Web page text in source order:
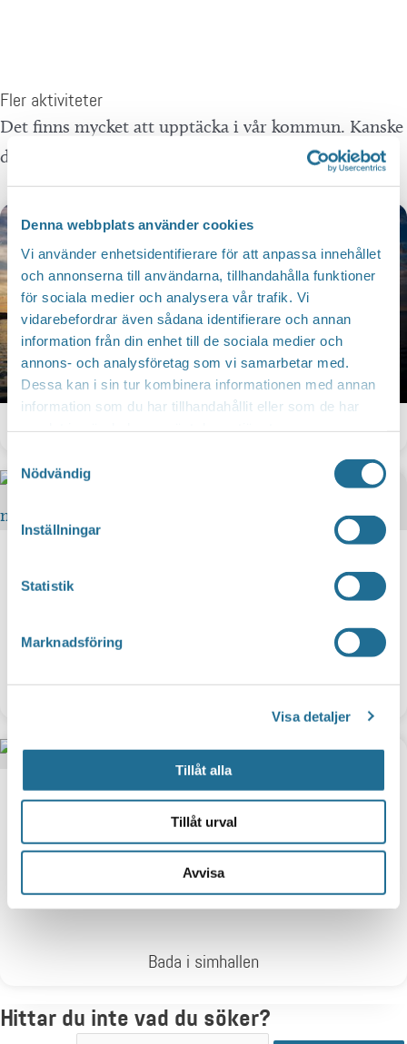
Denna webbplats använder cookies
Vi använder enhetsidentifierare för att anpassa innehållet
och annonserna till användarna, tillhandahålla funktioner
för sociala medier och analysera vår trafik. Vi
vidarebefordrar även sådana identifierare och annan
information från din enhet till de sociala medier och
annons- och analysföretag som vi samarbetar med.
Dessa kan i sin tur kombinera informationen med annan
information som du har tillhandahållit eller som de har
Nödvändig
Inställningar
Statistik
Marknadsföring
Visa detaljer
Tillåt alla
Tillåt urval
Avvisa
Fler aktiviteter
Det finns mycket att upptäcka i vår kommun. Kanske
du även kan vara intresserad av detta.
Pariservikens kajak & sup
Bada i simhallen
Hittar du inte vad du söker?